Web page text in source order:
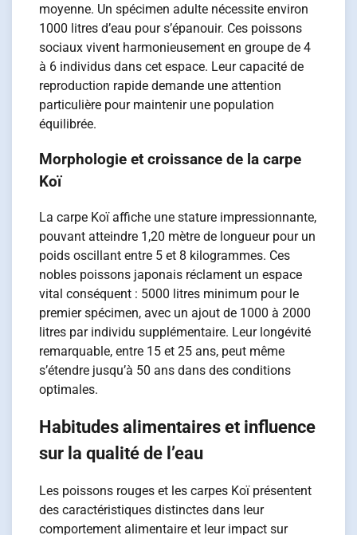
moyenne. Un spécimen adulte nécessite environ
1000 litres d’eau pour s’épanouir. Ces poissons
sociaux vivent harmonieusement en groupe de 4
à 6 individus dans cet espace. Leur capacité de
reproduction rapide demande une attention
particulière pour maintenir une population
équilibrée.
Morphologie et croissance de la carpe
Koï
La carpe Koï affiche une stature impressionnante,
pouvant atteindre 1,20 mètre de longueur pour un
poids oscillant entre 5 et 8 kilogrammes. Ces
nobles poissons japonais réclament un espace
vital conséquent : 5000 litres minimum pour le
premier spécimen, avec un ajout de 1000 à 2000
litres par individu supplémentaire. Leur longévité
remarquable, entre 15 et 25 ans, peut même
s’étendre jusqu’à 50 ans dans des conditions
optimales.
Habitudes alimentaires et influence
sur la qualité de l’eau
Les poissons rouges et les carpes Koï présentent
des caractéristiques distinctes dans leur
comportement alimentaire et leur impact sur